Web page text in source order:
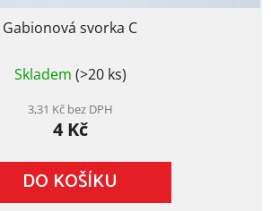
Gabionová svorka C
hodnocení
je
5,0
5
hvězdiček.
Skladem (>20 ks)
3,31 Kč bez DPH
4 Kč
DO KOŠÍKU